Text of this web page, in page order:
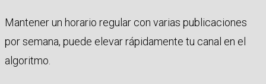
Mantener un horario regular con varias publicaciones
por semana, puede elevar rápidamente tu canal en el
algoritmo.